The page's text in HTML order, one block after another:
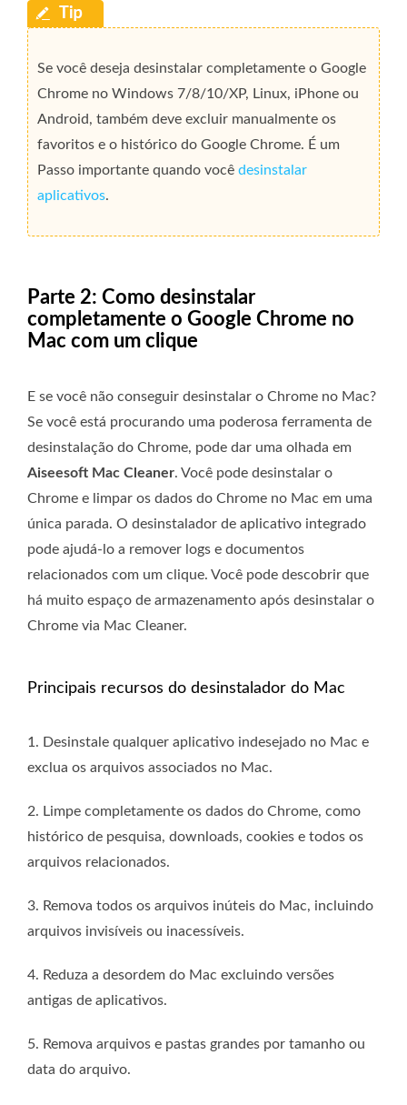
Se você deseja desinstalar completamente o Google
Chrome no Windows 7/8/10/XP, Linux, iPhone ou
Android, também deve excluir manualmente os
favoritos e o histórico do Google Chrome. É um
Passo importante quando você desinstalar
aplicativos.
Parte 2: Como desinstalar
completamente o Google Chrome no
Mac com um clique
E se você não conseguir desinstalar o Chrome no Mac?
Se você está procurando uma poderosa ferramenta de
desinstalação do Chrome, pode dar uma olhada em
Aiseesoft Mac Cleaner. Você pode desinstalar o
Chrome e limpar os dados do Chrome no Mac em uma
única parada. O desinstalador de aplicativo integrado
pode ajudá-lo a remover logs e documentos
relacionados com um clique. Você pode descobrir que
há muito espaço de armazenamento após desinstalar o
Chrome via Mac Cleaner.
Principais recursos do desinstalador do Mac
1. Desinstale qualquer aplicativo indesejado no Mac e
exclua os arquivos associados no Mac.
2. Limpe completamente os dados do Chrome, como
histórico de pesquisa, downloads, cookies e todos os
arquivos relacionados.
3. Remova todos os arquivos inúteis do Mac, incluindo
arquivos invisíveis ou inacessíveis.
4. Reduza a desordem do Mac excluindo versões
antigas de aplicativos.
5. Remova arquivos e pastas grandes por tamanho ou
data do arquivo.